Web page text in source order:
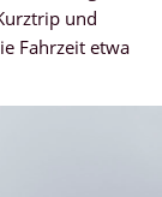
und
Fahrzeit etwa